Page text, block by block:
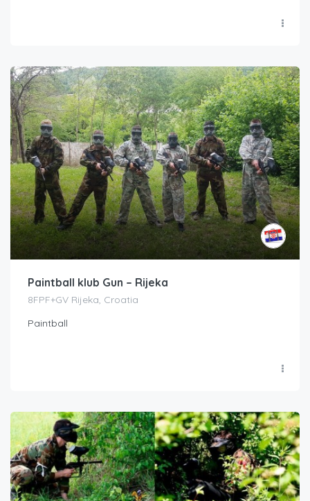
Paintball klub Gun – Rijeka
8FPF+GV Rijeka, Croatia
Paintball